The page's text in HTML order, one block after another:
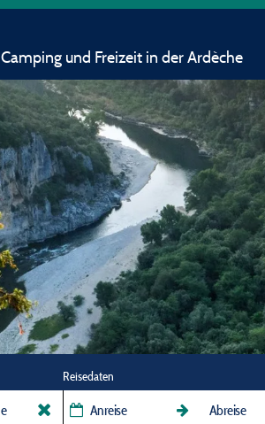
Camping und Freizeit in der Ardèche
Reisedaten